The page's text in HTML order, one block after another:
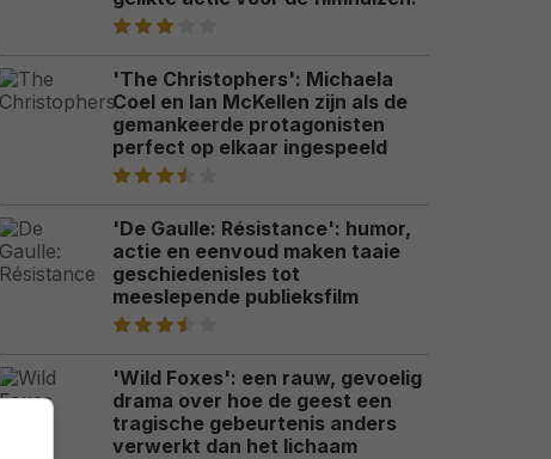
'The Christophers': Michaela
Coel en Ian McKellen zijn als de
gemankeerde protagonisten
perfect op elkaar ingespeeld
'De Gaulle: Résistance': humor,
actie en eenvoud maken taaie
geschiedenisles tot
meeslepende publieksfilm
'Wild Foxes': een rauw, gevoelig
drama over hoe de geest een
tragische gebeurtenis anders
verwerkt dan het lichaam